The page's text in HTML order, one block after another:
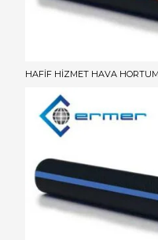
HAFİF HİZMET HAVA